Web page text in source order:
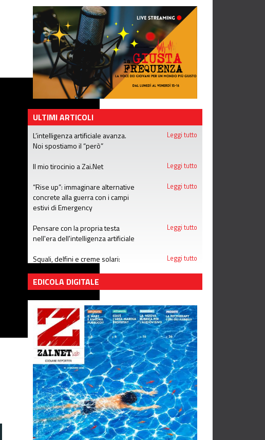
ULTIMI ARTICOLI
L’intelligenza artificiale avanza.
Noi spostiamo il “però”
Leggi tutto
Il mio tirocinio a Zai.Net Leggi tutto
“Rise up”: immaginare alternative
concrete alla guerra con i campi
estivi di Emergency
Leggi tutto
Pensare con la propria testa
nell'era dell'intelligenza artificiale
Leggi tutto
Squali, delfini e creme solari:
Leggi tutto
EDICOLA DIGITALE